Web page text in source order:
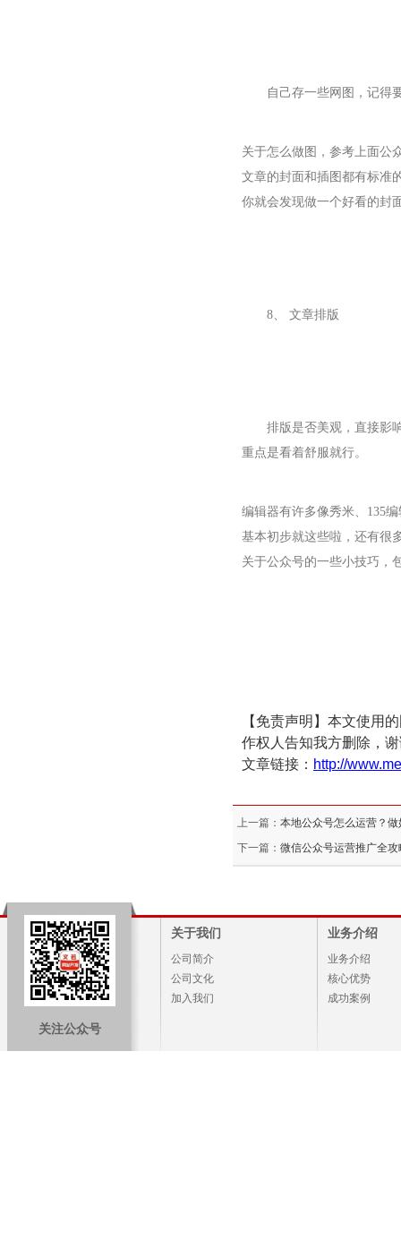
自己存一些网图，记得
关于怎么做图，参考上面公
文章的封面和插图都有标准
你就会发现做一个好看的封
8、 文章排版
排版是否美观，直接影
重点是看着舒服就行。
编辑器有许多像秀米、 135
基本初步就这些啦，还有很
关于公众号的一些小技巧，
【免责声明】本文使用
作权人告知我方删除，
文章链接： http://
上一篇： 本地公众号怎么运营？
下一篇： 微信公众号运营推广全
关注公众号
关于我们
公司简介
公司文化
加入我们
业务介绍
业务介绍
核心优势
成功案例